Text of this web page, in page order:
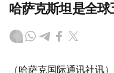
哈萨克斯坦是全
（哈萨克国际通讯社讯